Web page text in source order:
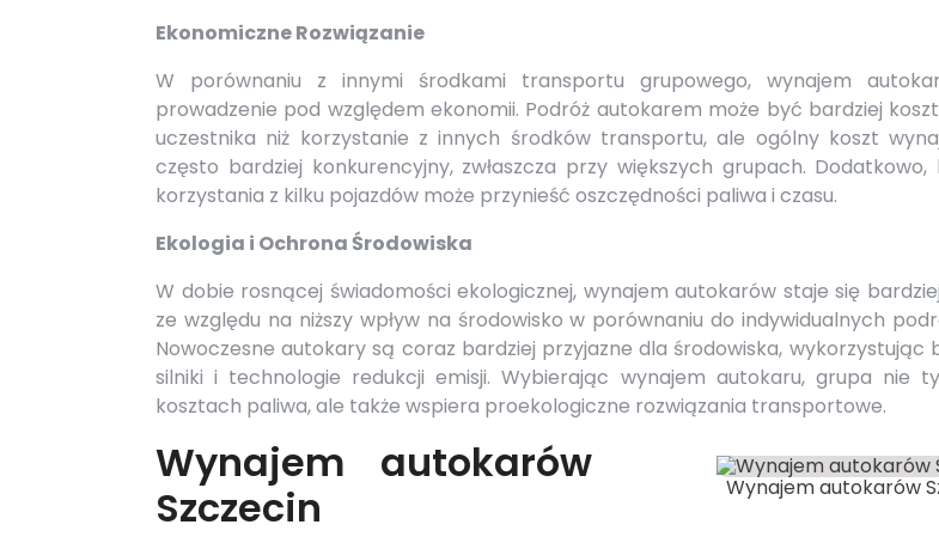
Ekonomiczne Rozwiązanie
W porównaniu z innymi środkami transportu grupowego, wynajem
prowadzenie pod względem ekonomii. Podróż autokarem może być bardziej
uczestnika niż korzystanie z innych środków transportu, ale ogólny koszt
często bardziej konkurencyjny, zwłaszcza przy większych grupach.
korzystania z kilku pojazdów może przynieść oszczędności paliwa i czasu.
Ekologia i Ochrona Środowiska
W dobie rosnącej świadomości ekologicznej, wynajem autokarów staje się
ze względu na niższy wpływ na środowisko w porównaniu do indywidualnych
Nowoczesne autokary są coraz bardziej przyjazne dla środowiska, wykorzystując
silniki i technologie redukcji emisji. Wybierając wynajem autokaru, grupa nie
kosztach paliwa, ale także wspiera proekologiczne rozwiązania transportowe.
Wynajem autokarów
Wynajem autokarów
Szczecin